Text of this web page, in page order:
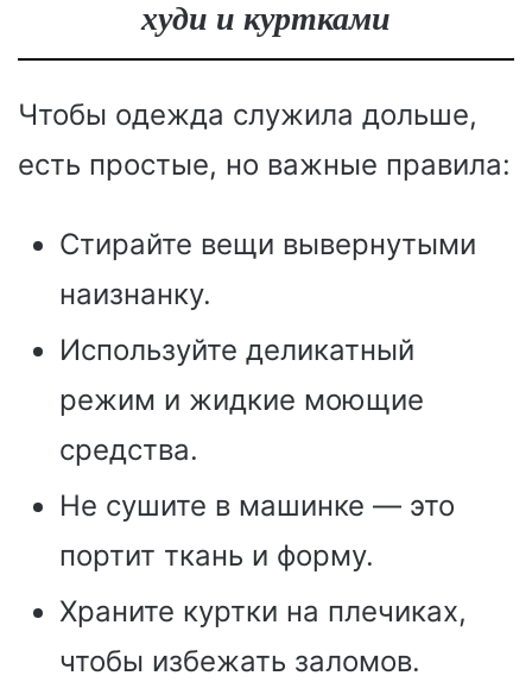
худи и куртками
Чтобы одежда служила дольше,
есть простые, но важные правила:
Стирайте вещи вывернутыми
наизнанку.
Используйте деликатный
режим и жидкие моющие
средства.
Не сушите в машинке — это
портит ткань и форму.
Храните куртки на плечиках,
чтобы избежать заломов.